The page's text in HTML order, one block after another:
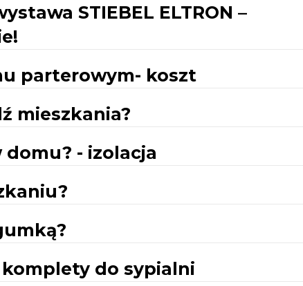
STIEBEL ELTRON –
parterowym- koszt
mieszkania?
- izolacja
do sypialni